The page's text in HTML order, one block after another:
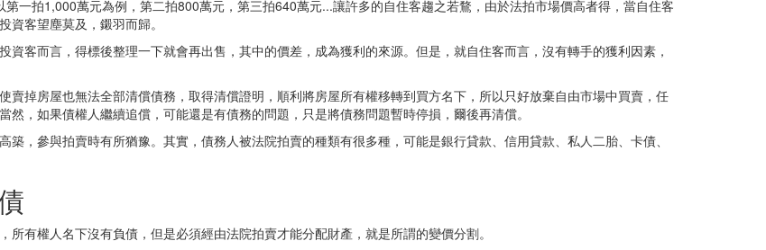
一拍1,000萬元為例，第二拍800萬元，第三拍640萬元...讓許多的自住客趨之若鶩，由於法拍市場價高者得，當自住客
客望塵莫及，鎩羽而歸。
客而言，得標後整理一下就會再出售，其中的價差，成為獲利的來源。但是，就自住客而言，沒有轉手的獲利因素，
掉房屋也無法全部清償債務，取得清償證明，順利將房屋所有權移轉到買方名下，所以只好放棄自由市場中買賣，任
，如果債權人繼續追償，可能還是有債務的問題，只是將債務問題暫時停損，爾後再清償。
，參與拍賣時有所猶豫。其實，債務人被法院拍賣的種類有很多種，可能是銀行貸款、信用貸款、私人二胎、卡債、
有權人名下沒有負債，但是必須經由法院拍賣才能分配財產，就是所謂的變價分割。